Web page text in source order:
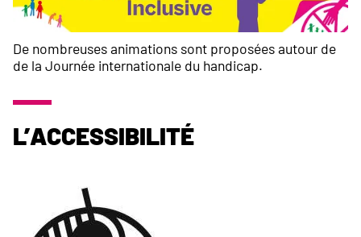
De nombreuses animations sont proposées autour de
de la Journée internationale du handicap.
L’accessibilité